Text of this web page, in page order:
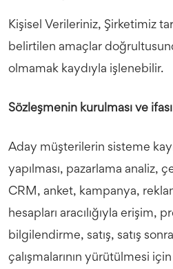
Kişisel Verileriniz, Şirketimiz
belirtilen amaçlar
olmamak kaydıyla işlenebilir.
Sözleşmenin kurulması ve
Aday müşterilerin sisteme
yapılması, pazarlama analiz,
CRM, anket, kampanya,
hesapları aracılığıyla erişim,
bilgilendirme, satış, satış
çalışmalarının yürütülmesi